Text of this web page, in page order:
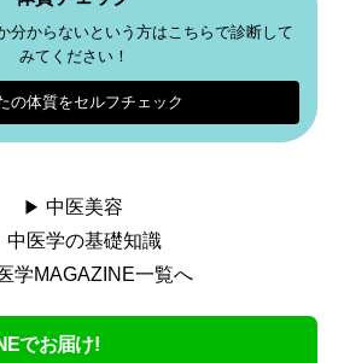
分からないという方はこちらで診断して
みてください！
の体質をセルフチェック
中医美容
中医学の基礎知識
学MAGAZINE一覧へ
でお届け!